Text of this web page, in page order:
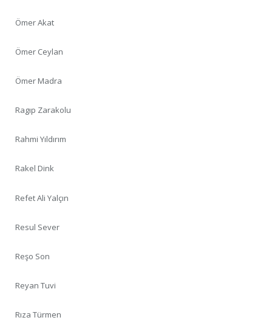
Ömer Akat
Ömer Ceylan
Ömer Madra
Ragıp Zarakolu
Rahmi Yıldırım
Rakel Dink
Refet Ali Yalçın
Resul Sever
Reşo Son
Reyan Tuvi
Rıza Türmen